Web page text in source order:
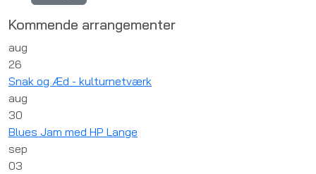
Kommende arrangementer
aug
26
Snak og Æd - kulturnetværk
aug
30
Blues Jam med HP Lange
sep
03